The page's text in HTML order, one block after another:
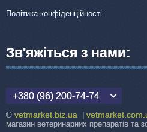
Політика конфіденційності
Зв'яжіться з нами:
+380 (96) 200-74-74
© vetmarket.biz.ua |
магазин ветеринарних препаратів та